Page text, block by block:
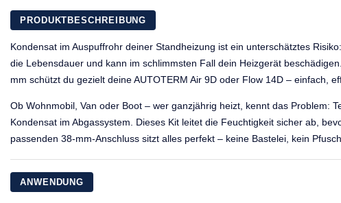
PRODUKTBESCHREIBUNG
Kondensat im Auspuffrohr deiner Standheizung ist ein unterschätztes
die Lebensdauer und kann im schlimmsten Fall dein Heizgerät
mm schützt du gezielt deine AUTOTERM Air 9D oder Flow 14D – einfach,
Ob Wohnmobil, Van oder Boot – wer ganzjährig heizt, kennt das Problem:
Kondensat im Abgassystem. Dieses Kit leitet die Feuchtigkeit sicher ab,
passenden 38-mm-Anschluss sitzt alles perfekt – keine Bastelei, kein
ANWENDUNG